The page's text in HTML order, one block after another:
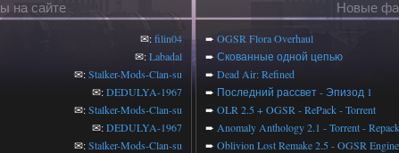
на сайте
✉:filin04
✉:Labadal
✉:Stalker-Mods-Clan-su
✉:DEDULYA-1967
✉:Stalker-Mods-Clan-su
✉:DEDULYA-1967
✉:Stalker-Mods-Clan-su
Новые
➨ OGSR Flora Overhaul
➨ Скованные одной цепью
➨ Dead Air: Refined
➨ Последний рассвет - Эпизод 1
➨ OLR 2.5 + OGSR - RePack - Torrent
➨ Anomaly Anthology 2.1 - Torrent - Repack
➨ Oblivion Lost Remake 2.5 - OGSR Engine